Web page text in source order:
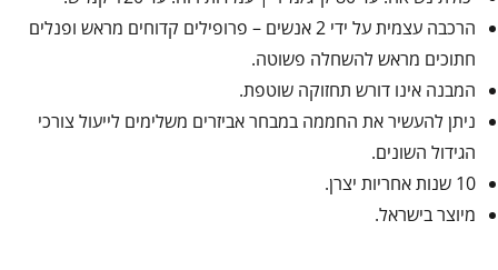
הרכבה עצמית על ידי 2 אנשים – פרופילים קדוחים מראש ופנלים
חתוכים מראש להשחלה פשוטה.
המבנה אינו דורש תחזוקה שוטפת.
ניתן להעשיר את החממה במבחר אביזרים משלימים לייעול צורכי
הגידול השונים.
10 שנות אחריות יצרן.
מיוצר בישראל.